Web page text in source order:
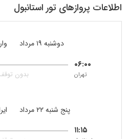
اطلاعات پروازهای تور استانبول
دوشنبه ۱۹ مرداد
۰۶:۰۰
تهران بدون
پنج شنبه ۲۲ مرداد
۱۱:۱۵